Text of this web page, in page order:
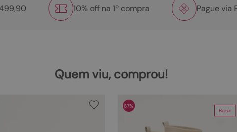
10% off na 1º compra Pague via
Quem viu, comprou!
Bazar
67%